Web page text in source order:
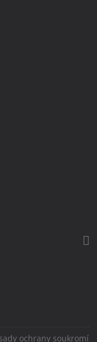
ochrany soukromí